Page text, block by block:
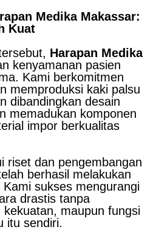
Medika Makassar:
Kuat
Harapan Medika
kenyamanan pasien
Kami berkomitmen
memproduksi kaki palsu
dibandingkan desain
memadukan komponen
impor berkualitas
riset dan pengembangan
berhasil melakukan
sukses mengurangi
drastis tanpa
maupun fungsi
itu sendiri.